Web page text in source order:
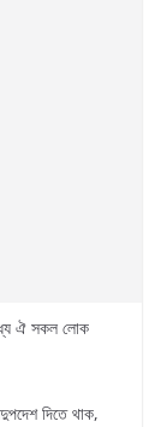
ঐ সকল লোক
দিতে থাক,